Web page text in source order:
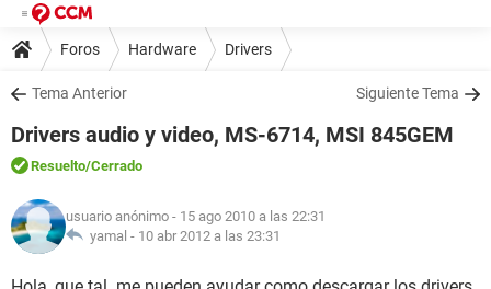
Foros Hardware Drivers
Tema Anterior Siguiente Tema
Drivers audio y video, MS-6714, MSI 845GEM
Resuelto/Cerrado
usuario anónimo - 15 ago 2010 a las 22:31
yamal - 10 abr 2012 a las 23:31